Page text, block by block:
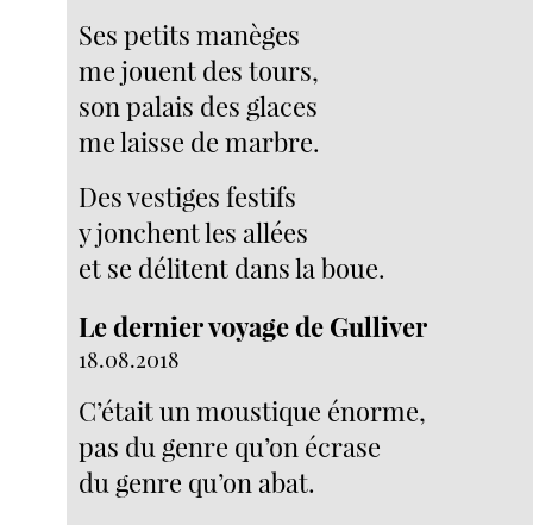
Ses petits manèges
me jouent des tours,
son palais des glaces
me laisse de marbre.
Des vestiges festifs
y jonchent les allées
et se délitent dans la boue.
Le dernier voyage de Gulliver
18.08.2018
C’était un moustique énorme,
pas du genre qu’on écrase
du genre qu’on abat.